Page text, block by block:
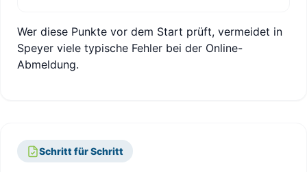
Wer diese Punkte vor dem Start prüft, vermeidet in
Speyer viele typische Fehler bei der Online-
Abmeldung.
Schritt für Schritt